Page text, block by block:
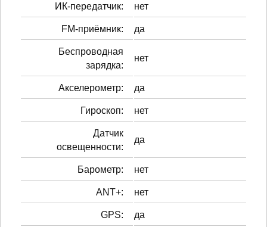
ИК-передатчик: нет
FM-приёмник: да
Беспроводная
зарядка:
нет
Акселерометр: да
Гироскоп: нет
Датчик
освещенности:
да
Барометр: нет
ANT+: нет
GPS: да